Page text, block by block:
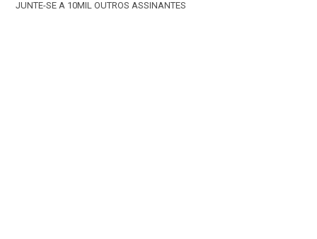
JUNTE-SE A 10MIL OUTROS ASSINANTES